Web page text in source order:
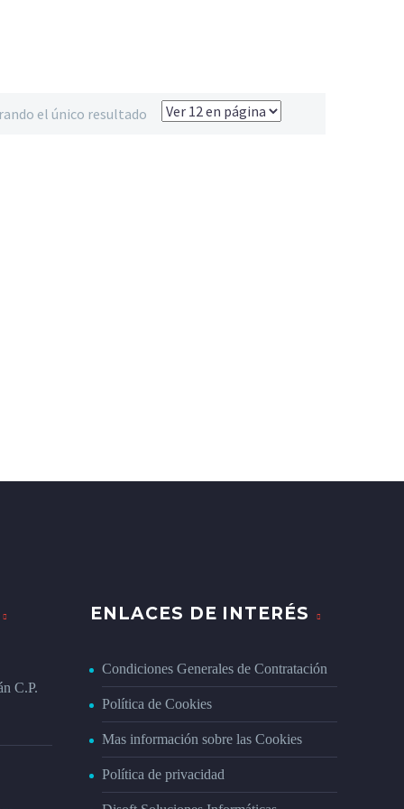
el único resultado
C.P.
ENLACES DE INTERÉS
Condiciones Generales de Contratación
Política de Cookies
Mas información sobre las Cookies
Política de privacidad